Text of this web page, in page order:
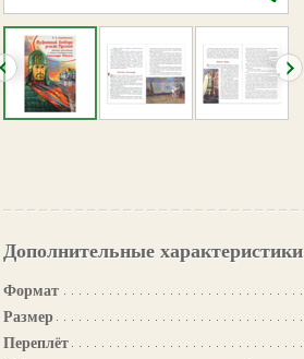
Дополнительные характеристики
Формат
Размер
Переплёт